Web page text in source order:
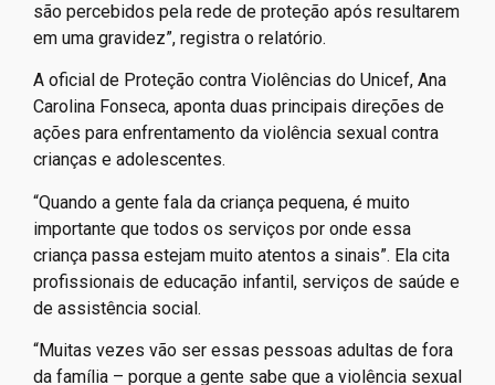
estupros consecutivos sofridos por meninas que só
são percebidos pela rede de proteção após resultarem
A oficial de Proteção contra Violências do Unicef, Ana
Carolina Fonseca, aponta duas principais direções de
ações para enfrentamento da violência sexual contra
“Quando a gente fala da criança pequena, é muito
importante que todos os serviços por onde essa
criança passa estejam muito atentos a sinais”. Ela cita
profissionais de educação infantil, serviços de saúde e
“Muitas vezes vão ser essas pessoas adultas de fora